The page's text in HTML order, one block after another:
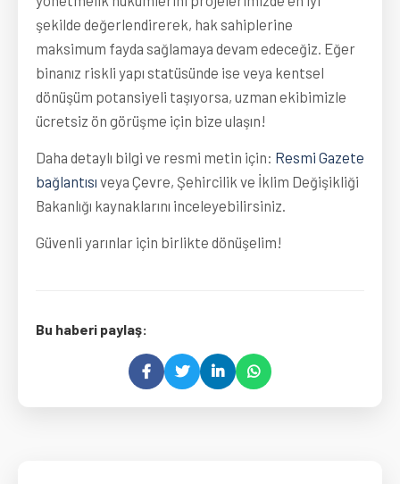
şekilde değerlendirerek, hak sahiplerine
maksimum fayda sağlamaya devam edeceğiz. Eğer
binanız riskli yapı statüsünde ise veya kentsel
dönüşüm potansiyeli taşıyorsa, uzman ekibimizle
ücretsiz ön görüşme için bize ulaşın!
Daha detaylı bilgi ve resmi metin için: Resmi Gazete
bağlantısı veya Çevre, Şehircilik ve İklim Değişikliği
Bakanlığı kaynaklarını inceleyebilirsiniz.
Güvenli yarınlar için birlikte dönüşelim!
Bu haberi paylaş: